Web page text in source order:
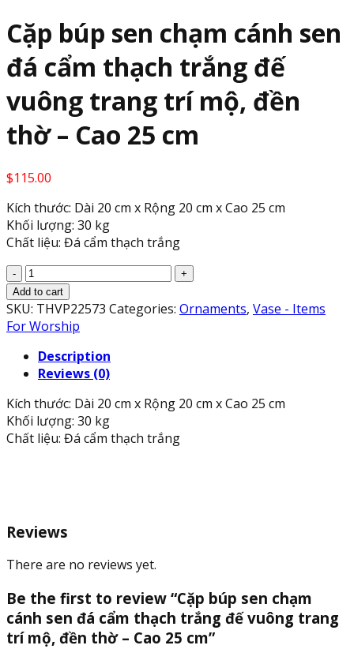
Cặp búp sen chạm cánh sen
đá cẩm thạch trắng đế
vuông trang trí mộ, đền
thờ – Cao 25 cm
$115.00
Kích thước: Dài 20 cm x Rộng 20 cm x Cao 25 cm
Khối lượng: 30 kg
Chất liệu: Đá cẩm thạch trắng
Cặp
búp
sen
chạm
sen
đá
thạch
trắng
đế
đền
-
25
cm
quantity
Add to cart
SKU: THVP22573 Categories: Ornaments, Vase - Items
For Worship
Description
Reviews (0)
Kích thước: Dài 20 cm x Rộng 20 cm x Cao 25 cm
Khối lượng: 30 kg
Chất liệu: Đá cẩm thạch trắng
Reviews
There are no reviews yet.
Be the first to review “Cặp búp sen chạm
cánh sen đá cẩm thạch trắng đế vuông trang
trí mộ, đền thờ – Cao 25 cm”